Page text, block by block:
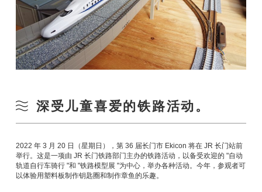
深受儿童喜爱的铁路活动。
2022 年 3 月 20 日（星期日），第 36 届长门市 Ekicon 将在 JR 长门站前
举行。这是一项由 JR 长门铁路部门主办的铁路活动，以备受欢迎的 "自动
轨道自行车骑行 "和 "铁路模型展 "为中心，举办各种活动。今年，参观者可
以体验用塑料板制作钥匙圈和制作章鱼的乐趣。